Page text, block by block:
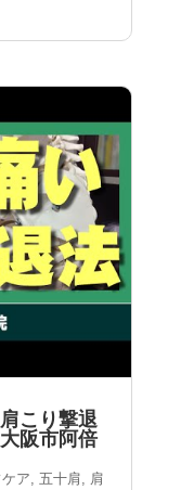
こり撃退
阪市阿倍
ア 五十肩
肩